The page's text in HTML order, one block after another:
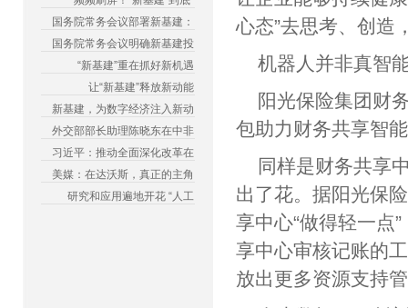
国务院常务会议部署新基建：
国务院常务会议明确新基建投
“新基建”重在抓好新机遇
让“新基建”释放新动能
新基建，为数字经济注入新动
外交部部长助理陈晓东在中非
习近平：推动全面深化改革在
美媒：在达沃斯，真正的主角
研究和应用遍地开花 “人工
心态”去思考、创造
机器人并非真智
阳光保险集团财
包助力财务共享智
同样是财务共享
出了花。据阳光保
享中心“做得轻一点
享中心审核记账的
放出更多资源支持